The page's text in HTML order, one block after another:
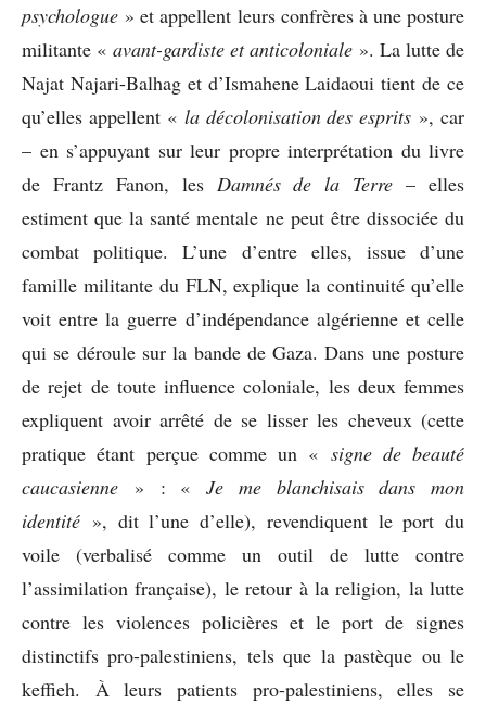
psychologue » et appellent leurs confrères à une posture
militante « avant-gardiste et anticoloniale ». La lutte de
Najat Najari-Balhag et d’Ismahene Laidaoui tient de ce
qu’elles appellent «la décolonisation des esprits », car
– en s’appuyant sur leur propre interprétation du livre
de Frantz Fanon, les Damnés de la Terre – elles
estiment que la santé mentale ne peut être dissociée du
combat politique. L’une d’entre elles, issue d’une
famille militante du FLN, explique la continuité qu’elle
voit entre la guerre d’indépendance algérienne et celle
qui se déroule sur la bande de Gaza. Dans une posture
de rejet de toute influence coloniale, les deux femmes
expliquent avoir arrêté de se lisser les cheveux (cette
pratique étant perçue comme un « signe de beauté
caucasienne » : « Je me blanchisais dans mon
identité », dit l’une d’elle), revendiquent le port du
voile (verbalisé comme un outil de lutte contre
l’assimilation française), le retour à la religion, la lutte
contre les violences policières et le port de signes
distinctifs pro-palestiniens, tels que la pastèque ou le
keffieh. À leurs patients pro-palestiniens, elles se